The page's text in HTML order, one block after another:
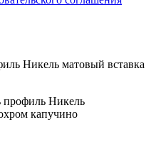
Никель матовый вставка